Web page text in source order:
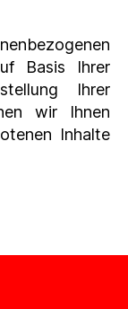
Basis Ihrer
Ihrer
wir Ihnen
Inhalte